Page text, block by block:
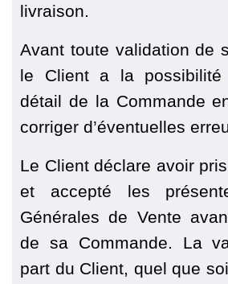
livraison.
Avant toute validation de
le Client a la
détail de la Commande
corriger d’éventuelles
Le Client déclare avoir
et accepté les
Générales de Vente
de sa Commande. La
part du Client, quel que